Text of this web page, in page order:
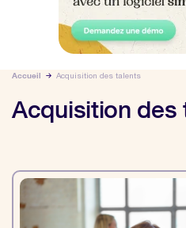
Accueil Acquisition des talents
Acquisition des